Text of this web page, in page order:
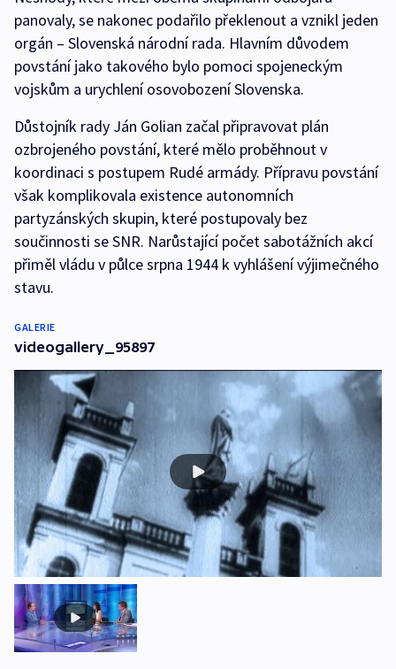
panovaly, se nakonec podařilo překlenout a vznikl jeden
orgán – Slovenská národní rada. Hlavním důvodem
povstání jako takového bylo pomoci spojeneckým
vojskům a urychlení osovobození Slovenska.
Důstojník rady Ján Golian začal připravovat plán
ozbrojeného povstání, které mělo proběhnout v
koordinaci s postupem Rudé armády. Přípravu povstání
však komplikovala existence autonomních
partyzánských skupin, které postupovaly bez
součinnosti se SNR. Narůstající počet sabotážních akcí
přiměl vládu v půlce srpna 1944 k vyhlášení výjimečného
stavu.
GALERIE
videogallery_95897